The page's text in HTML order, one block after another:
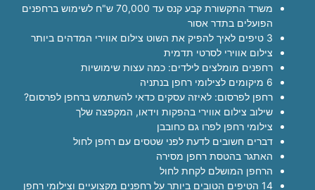
משרד התקשורת קבע קנס עד 70,000 ש"ח לשימוש ברחפנים
הפועלים בתדר אסור
3 טיפים לאיך להפיק את השוט צילום אווירי המדהים ביותר
צילום אווירי לסרטי תדמית
רחפנים מומלצים לילדים: כמה עצות שימושיות
6 מיקומים לצילומי רחפן בנתניה
רחפן לפרסום: לאיזה עסקים כדאי להשתמש ברחפן לפרסום?
שילוב צילום אווירי בהפקות וידאו, המקפצה שלך
צילומי רחפן לפרו גם כחובבן
דברים חשובים לדעת לפני שטסים עם רחפן לחול
האתגר בהטסת רחפן מסירה
הרחפן המושלם לקחת לחול
14 הטיפים הטובים ביותר על רחפנים מקצועיים וצילומי רחפן